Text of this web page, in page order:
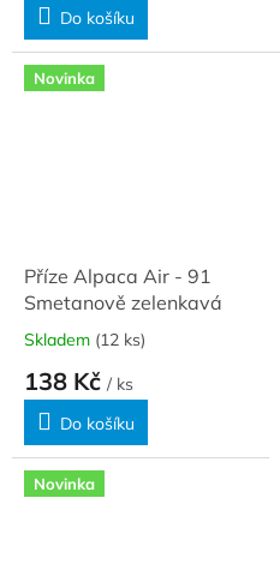
Do košíku
Novinka
Příze Alpaca Air - 91
Smetanově zelenkavá
Skladem (12 ks)
138 Kč / ks
Do košíku
Novinka